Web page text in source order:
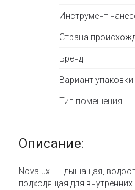
Инструмент
Страна
Бренд
Вариант упаковки
Тип помещения
Описание:
Novalux I — дышащая,
подходящая для внутренних